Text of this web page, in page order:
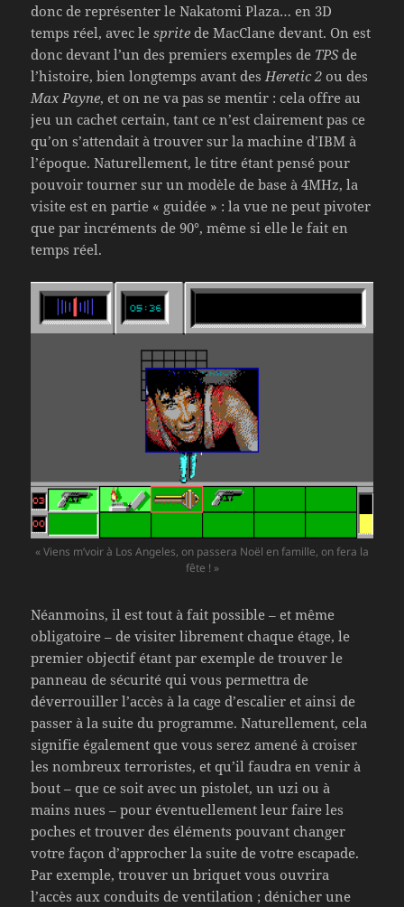
donc de représenter le Nakatomi Plaza… en 3D
temps réel, avec lesprite de MacClane devant. On est
donc devant l’un des premiers exemples de TPSde
l’histoire, bien longtemps avant des Heretic 2 ou des
Max Payne, et on ne va pas se mentir : cela offre au
jeu un cachet certain, tant ce n’est clairement pas ce
qu’on s’attendait à trouver sur la machine d’IBM à
l’époque. Naturellement, le titre étant pensé pour
pouvoir tourner sur un modèle de base à 4MHz, la
visite est en partie « guidée » : la vue ne peut pivoter
que par incréments de 90°, même si elle le fait en
temps réel.
« Viens m’voir à Los Angeles, on passera Noël en famille, on fera la
fête ! »
Néanmoins, il est tout à fait possible – et même
obligatoire – de visiter librement chaque étage, le
premier objectif étant par exemple de trouver le
panneau de sécurité qui vous permettra de
déverrouiller l’accès à la cage d’escalier et ainsi de
passer à la suite du programme. Naturellement, cela
signifie également que vous serez amené à croiser
les nombreux terroristes, et qu’il faudra en venir à
bout – que ce soit avec un pistolet, un uzi ou à
mains nues – pour éventuellement leur faire les
poches et trouver des éléments pouvant changer
votre façon d’approcher la suite de votre escapade.
Par exemple, trouver un briquet vous ouvrira
l’accès aux conduits de ventilation ; dénicher une